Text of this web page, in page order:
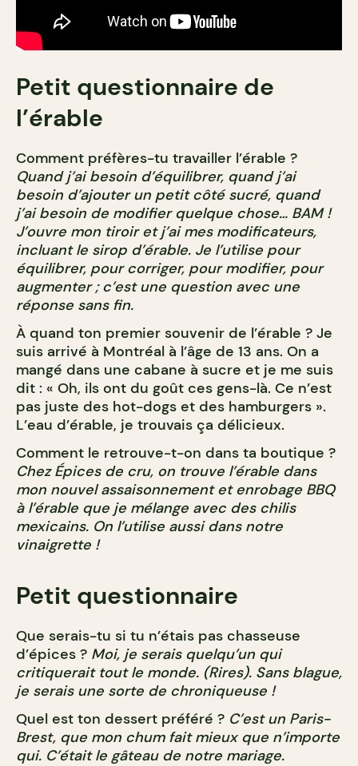
Petit questionnaire de
l’érable
Comment préfères-tu travailler l’érable ?
Quand j’ai besoin d’équilibrer, quand j’ai
besoin d’ajouter un petit côté sucré, quand
j’ai besoin de modifier quelque chose… BAM !
J’ouvre mon tiroir et j’ai mes modificateurs,
incluant le sirop d’érable. Je l’utilise pour
équilibrer, pour corriger, pour modifier, pour
augmenter ; c’est une question avec une
réponse sans fin.
À quand ton premier souvenir de l’érable ? Je
suis arrivé à Montréal à l’âge de 13 ans. On a
mangé dans une cabane à sucre et je me suis
dit : « Oh, ils ont du goût ces gens-là. Ce n’est
pas juste des hot-dogs et des hamburgers ».
L’eau d’érable, je trouvais ça délicieux.
Comment le retrouve-t-on dans ta boutique ?
Chez Épices de cru, on trouve l’érable dans
mon nouvel assaisonnement et enrobage BBQ
à l’érable que je mélange avec des chilis
mexicains. On l’utilise aussi dans notre
vinaigrette !
Petit questionnaire
Que serais-tu si tu n’étais pas chasseuse
d’épices ? Moi, je serais quelqu’un qui
critiquerait tout le monde. (Rires). Sans blague,
je serais une sorte de chroniqueuse !
Quel est ton dessert préféré ? C’est un Paris-
Brest, que mon chum fait mieux que n’importe
qui. C’était le gâteau de notre mariage.